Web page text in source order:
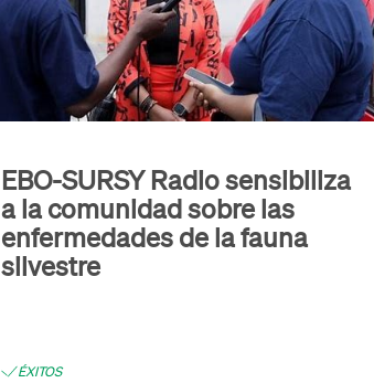
EBO-SURSY Radio sensibiliza
a la comunidad sobre las
enfermedades de la fauna
silvestre
ÉXITOS